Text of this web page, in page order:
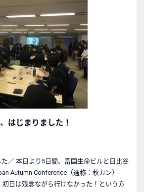
はじまりました！
／ 本日より5日間、富国生命ビルと日比谷
Autumn Conference（通称：秋カン）
初日は残念ながら行けなかった！という方